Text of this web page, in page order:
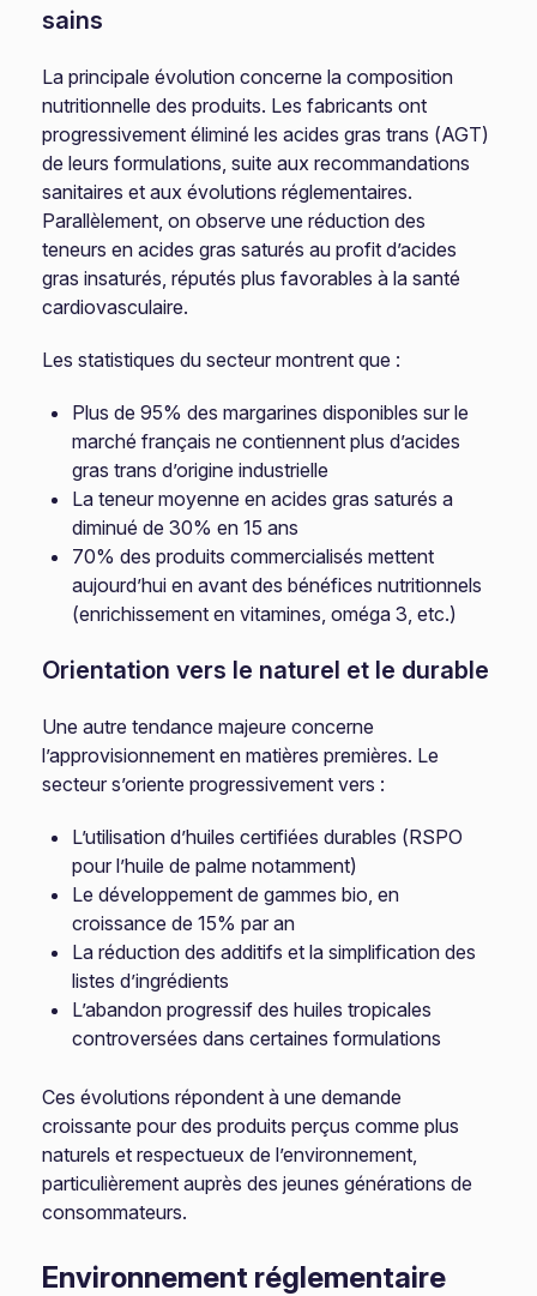
sains
La principale évolution concerne la composition
nutritionnelle des produits. Les fabricants ont
progressivement éliminé les acides gras trans (AGT)
de leurs formulations, suite aux recommandations
sanitaires et aux évolutions réglementaires.
Parallèlement, on observe une réduction des
teneurs en acides gras saturés au profit d’acides
gras insaturés, réputés plus favorables à la santé
cardiovasculaire.
Les statistiques du secteur montrent que :
Plus de 95% des margarines disponibles sur le
marché français ne contiennent plus d’acides
gras trans d’origine industrielle
La teneur moyenne en acides gras saturés a
diminué de 30% en 15 ans
70% des produits commercialisés mettent
aujourd’hui en avant des bénéfices nutritionnels
(enrichissement en vitamines, oméga 3, etc.)
Orientation vers le naturel et le durable
Une autre tendance majeure concerne
l’approvisionnement en matières premières. Le
secteur s’oriente progressivement vers :
L’utilisation d’huiles certifiées durables (RSPO
pour l’huile de palme notamment)
Le développement de gammes bio, en
croissance de 15% par an
La réduction des additifs et la simplification des
listes d’ingrédients
L’abandon progressif des huiles tropicales
controversées dans certaines formulations
Ces évolutions répondent à une demande
croissante pour des produits perçus comme plus
naturels et respectueux de l’environnement,
particulièrement auprès des jeunes générations de
consommateurs.
Environnement réglementaire